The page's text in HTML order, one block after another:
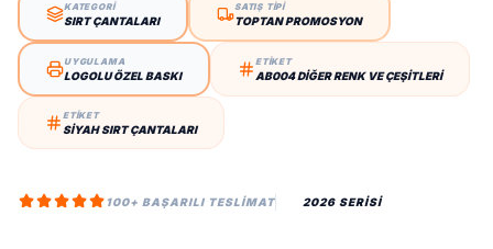
KATEGORİ
SIRT ÇANTALARI
SATIŞ TİPİ
TOPTAN PROMOSYON
UYGULAMA
LOGOLU ÖZEL BASKI
ETİKET
AB004 DIĞER RENK VE ÇEŞITLERI
ETİKET
SIYAH SIRT ÇANTALARI
100+ BAŞARILI TESLIMAT 2026 SERİSİ